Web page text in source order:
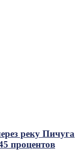
реку Пичуга
процентов